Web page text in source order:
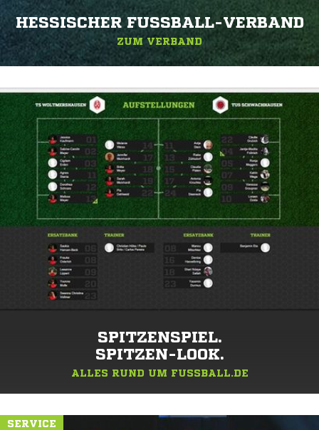
HESSISCHER FUSSBALL-VERBAND
ZUM VERBAND
SPITZENSPIEL.
SPITZEN-LOOK.
ALLES RUND UM FUSSBALL.DE
SERVICE